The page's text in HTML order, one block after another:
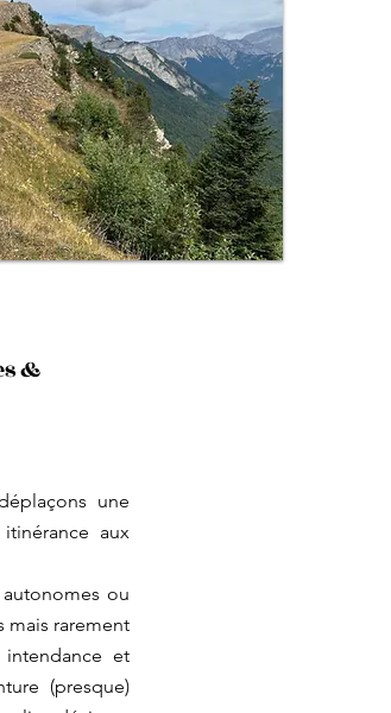
&
une
aux
ou
mais rarement
et
(presque)